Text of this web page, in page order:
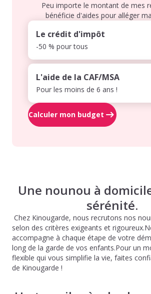
Peu importe le montant de mes
bénéficie d'aides pour alléger
Le crédit d'impôt
-50 % pour tous
L'aide de la CAF/MSA
Pour les moins de 6 ans !
Calculer mon budget
Une nounou à
sérénité.
Chez Kinougarde, nous recrutons nos
selon des critères exigeants et
accompagne à chaque étape de votre
long de la garde de vos enfants.Pour un
flexible qui vous simplifie la vie, faites
de Kinougarde !